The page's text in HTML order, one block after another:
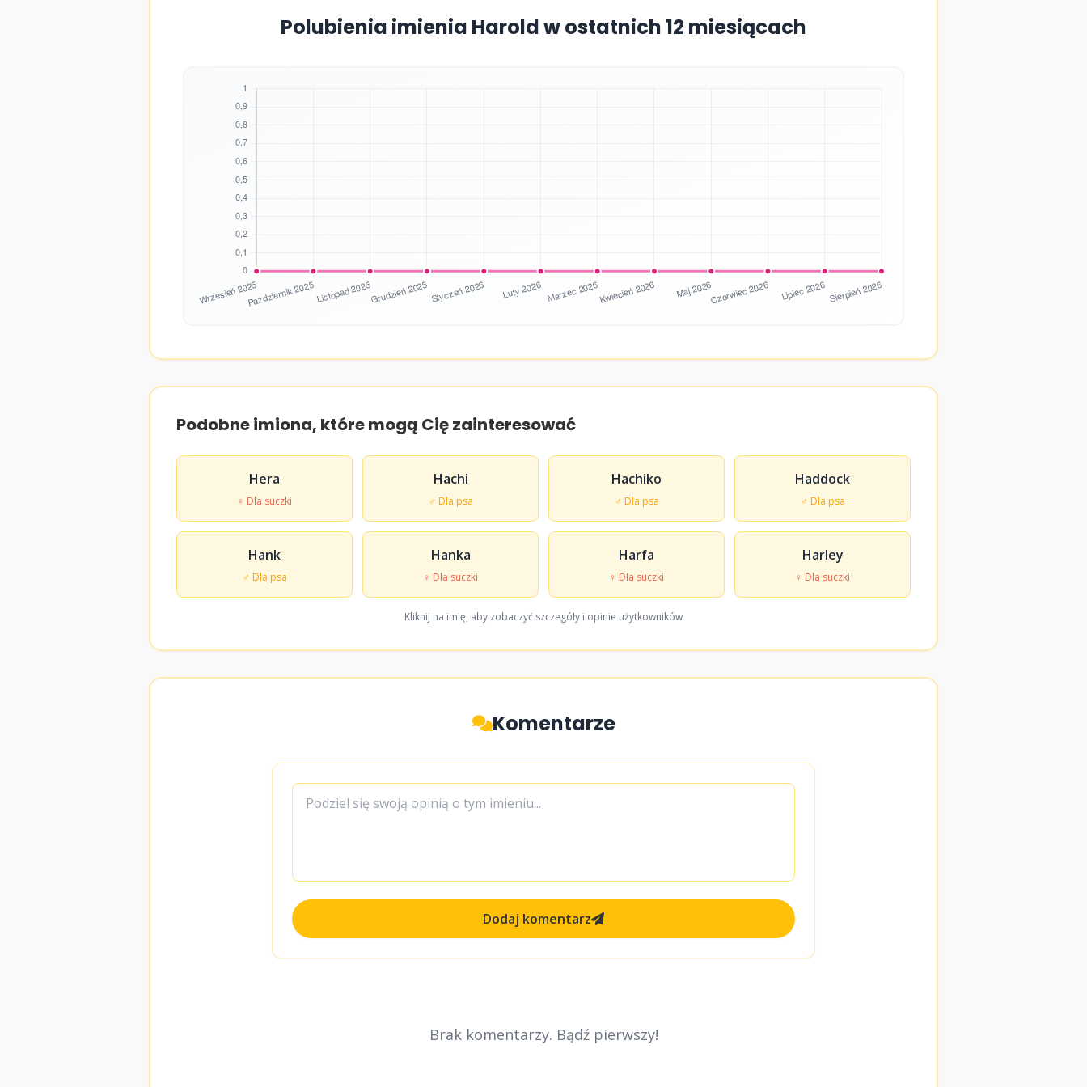
Polubienia imienia Harold w ostatnich 12 miesiącach
Podobne imiona, które mogą Cię zainteresować
Hera
♀ Dla suczki
Hachi
♂ Dla psa
Hachiko
♂ Dla psa
Haddock
♂ Dla psa
Hank
♂ Dla psa
Hanka
♀ Dla suczki
Harfa
♀ Dla suczki
Harley
♀ Dla suczki
Kliknij na imię, aby zobaczyć szczegóły i opinie użytkowników
Komentarze
Dodaj komentarz
Brak komentarzy. Bądź pierwszy!